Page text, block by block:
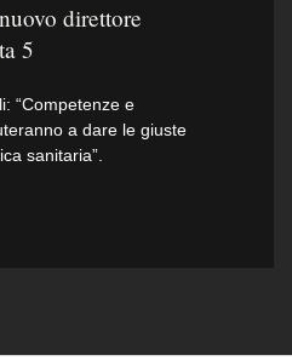
direttore
5
“Competenze e
a dare le giuste
sanitaria”.